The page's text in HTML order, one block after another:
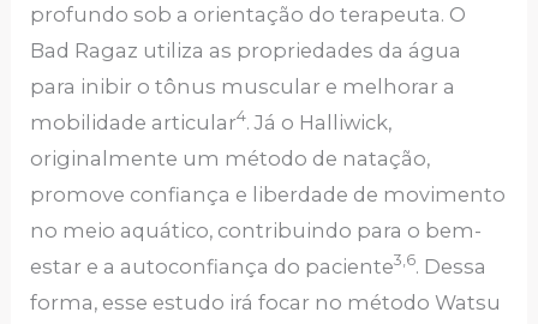
profundo sob a orientação do terapeuta. O
Bad Ragaz utiliza as propriedades da água
para inibir o tônus muscular e melhorar a
mobilidade articular4. Já o Halliwick,
originalmente um método de natação,
promove confiança e liberdade de movimento
no meio aquático, contribuindo para o bem-
estar e a autoconfiança do paciente3,6. Dessa
forma, esse estudo irá focar no método Watsu